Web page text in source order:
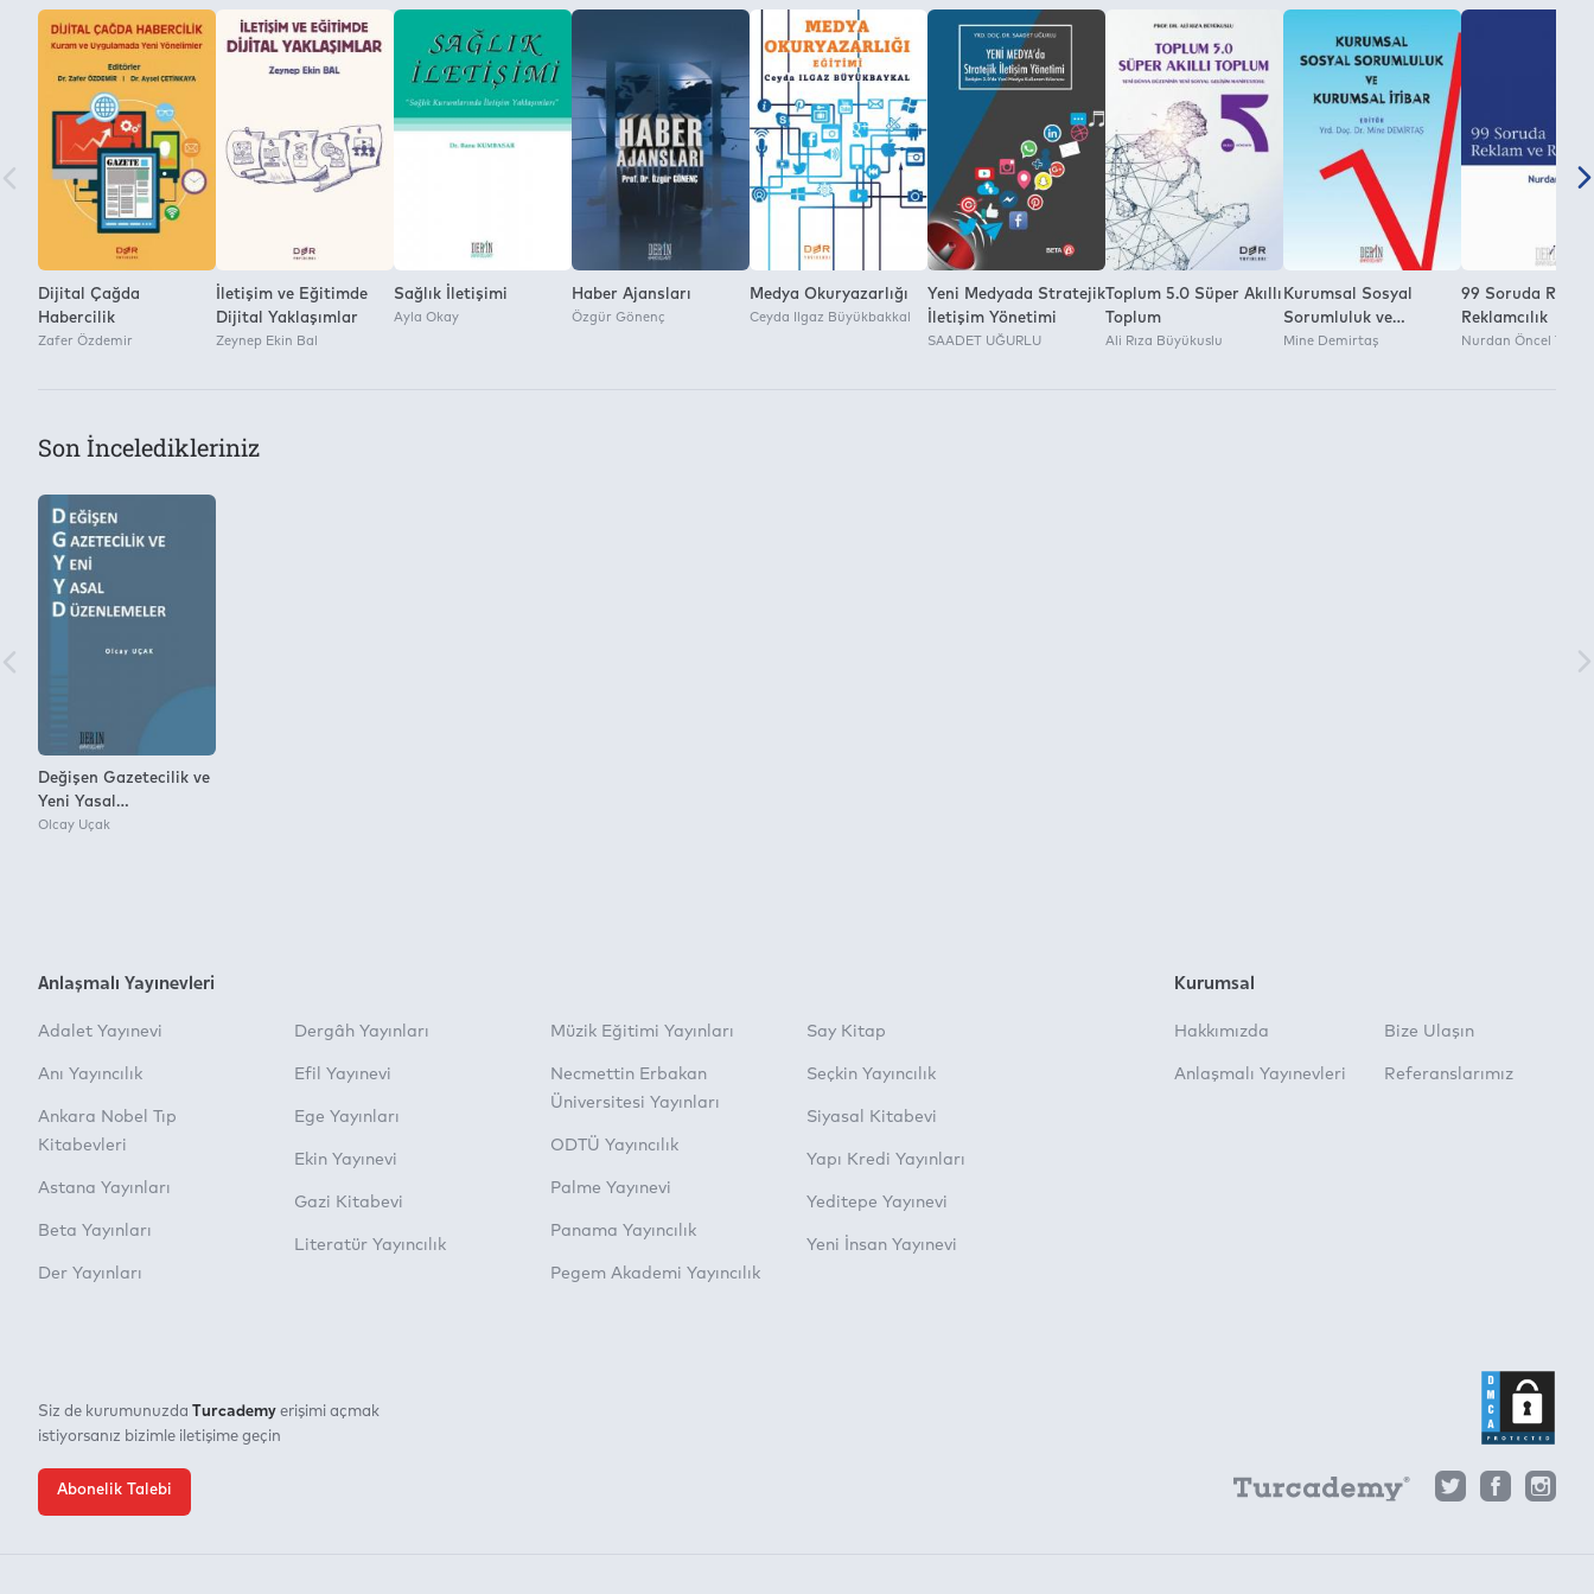
Dijital Çağda
Habercilik
Zafer Özdemir
İletişim ve Eğitimde
Dijital Yaklaşımlar
Zeynep Ekin Bal
Sağlık İletişimi
Ayla Okay
Haber Ajansları
Özgür Gönenç
Medya Okuryazarlığı
Ceyda Ilgaz Büyükbakkal
Yeni Medyada Stratejik
İletişim Yönetimi
SAADET UĞURLU
Toplum 5.0 Süper Akıllı
Toplum
Ali Rıza Büyükuslu
Kurumsal Sosyal
Sorumluluk ve
Kurumsal İtibar
Mine Demirtaş
99 Soruda
Reklamcılık
Nurdan Öncel
Son İnceledikleriniz
Değişen Gazetecilik ve
Yeni Yasal
Düzenlemeler
Olcay Uçak
Anlaşmalı Yayınevleri
Adalet Yayınevi
Anı Yayıncılık
Ankara Nobel Tıp
Kitabevleri
Astana Yayınları
Beta Yayınları
Der Yayınları
Dergâh Yayınları
Efil Yayınevi
Ege Yayınları
Ekin Yayınevi
Gazi Kitabevi
Literatür Yayıncılık
Müzik Eğitimi Yayınları
Necmettin Erbakan
Üniversitesi Yayınları
ODTÜ Yayıncılık
Palme Yayınevi
Panama Yayıncılık
Pegem Akademi Yayıncılık
Say Kitap
Seçkin Yayıncılık
Siyasal Kitabevi
Yapı Kredi Yayınları
Yeditepe Yayınevi
Yeni İnsan Yayınevi
Kurumsal
Hakkımızda
Anlaşmalı Yayınevleri
Bize Ulaşın
Referanslarımız
Siz de kurumunuzda Turcademy erişimi açmak
istiyorsanız bizimle iletişime geçin
Abonelik Talebi